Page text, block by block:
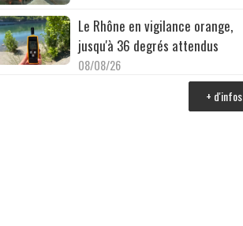
Le Rhône en vigilance orange,
jusqu'à 36 degrés attendus
08/08/26
+ d'infos